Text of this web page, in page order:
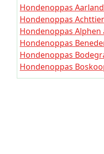
Hondenoppas
Hondenoppas
Hondenoppas Alphen
Hondenoppas
Hondenoppas
Hondenoppas
Hondenoppas Boven-